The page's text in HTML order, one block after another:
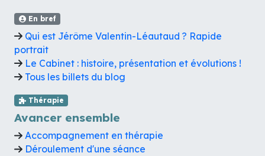
En bref
Qui est Jérôme Valentin-Léautaud ? Rapide
portrait
Le Cabinet : histoire, présentation et évolutions !
Tous les billets du blog
Thérapie
Avancer ensemble
Accompagnement en thérapie
Déroulement d'une séance